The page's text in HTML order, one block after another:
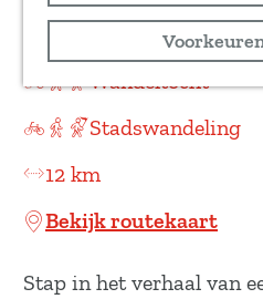
z
g
i
a
Recreatief
Wandeltocht
Stadswandeling
12 km
Bekijk routekaart
Stap in het verhaal van